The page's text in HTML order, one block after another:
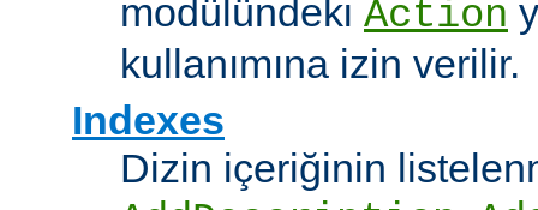
modülündeki Action
kullanımına izin verilir.
Indexes
Dizin içeriğinin